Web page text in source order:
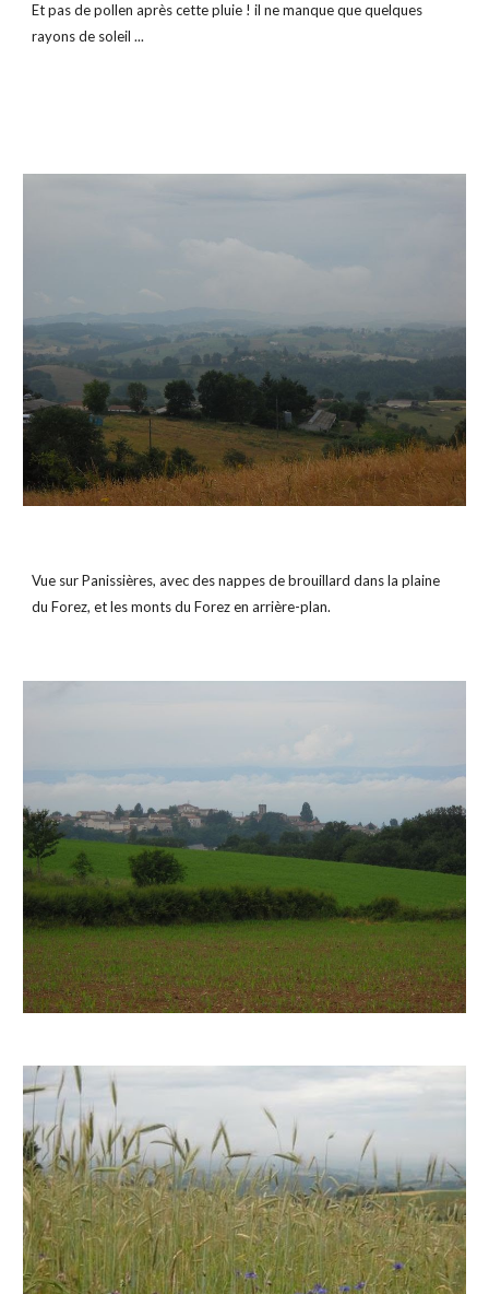
Et pas de pollen après cette pluie ! il ne manque que quelques
rayons de soleil ...
Vue sur Panissières, avec des nappes de brouillard dans la plaine
du Forez, et les monts du Forez en arrière-plan.